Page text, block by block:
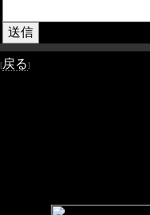
[戻る]